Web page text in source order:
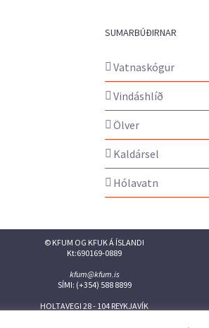
SUMARBÚÐIRNAR
Vatnaskógur
Vindáshlíð
Ölver
Kaldársel
Hólavatn
© KFUM OG KFUK Á ÍSLANDI
Kt:690169-0889
kfum@kfum.is
SÍMI: (+354) 588 8899
HOLTAVEGI 28 - 104 REYKJAVÍK